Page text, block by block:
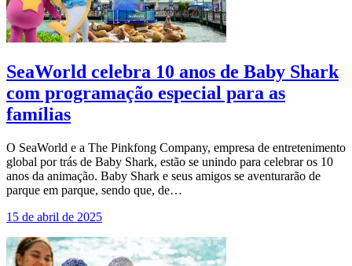
SeaWorld celebra 10 anos de Baby Shark
com programação especial para as
famílias
O SeaWorld e a The Pinkfong Company, empresa de entretenimento
global por trás de Baby Shark, estão se unindo para celebrar os 10
anos da animação. Baby Shark e seus amigos se aventurarão de
parque em parque, sendo que, de…
15 de abril de 2025